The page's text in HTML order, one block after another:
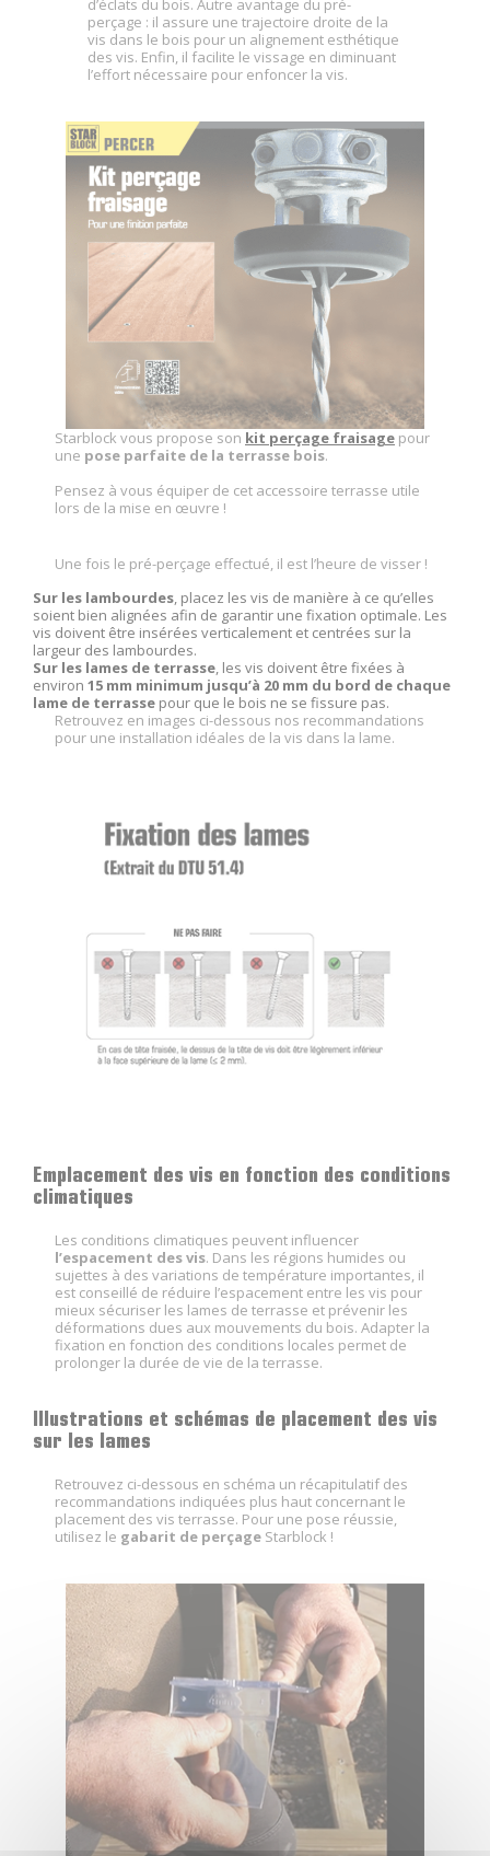
d’éclats du bois. Autre avantage du pré-
perçage : il assure une trajectoire droite de la
vis dans le bois pour un alignement esthétique
des vis. Enfin, il facilite le vissage en diminuant
l’effort nécessaire pour enfoncer la vis.
Starblock vous propose son kit perçage fraisage pour
une pose parfaite de la terrasse bois.
Pensez à vous équiper de cet accessoire terrasse utile
lors de la mise en œuvre !
Une fois le pré-perçage effectué, il est l’heure de visser !
Sur les lambourdes, placez les vis de manière à ce qu’elles
soient bien alignées afin de garantir une fixation optimale. Les
vis doivent être insérées verticalement et centrées sur la
largeur des lambourdes.
Sur les lames de terrasse, les vis doivent être fixées à
environ 15 mm minimum jusqu’à 20 mm du bord de chaque
lame de terrasse pour que le bois ne se fissure pas.
Retrouvez en images ci-dessous nos recommandations
pour une installation idéales de la vis dans la lame.
Emplacement des vis en fonction des conditions
climatiques
Les conditions climatiques peuvent influencer
l’espacement des vis. Dans les régions humides ou
sujettes à des variations de température importantes, il
est conseillé de réduire l’espacement entre les vis pour
mieux sécuriser les lames de terrasse et prévenir les
déformations dues aux mouvements du bois. Adapter la
fixation en fonction des conditions locales permet de
prolonger la durée de vie de la terrasse.
Illustrations et schémas de placement des vis
sur les lames
Retrouvez ci-dessous en schéma un récapitulatif des
recommandations indiquées plus haut concernant le
placement des vis terrasse. Pour une pose réussie,
utilisez le gabarit de perçage Starblock !